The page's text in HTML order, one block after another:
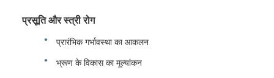
प्रसूति और स्त्री रोग
प्रारंभिक गर्भावस्था का आकलन
भ्रूण के विकास का मूल्यांकन